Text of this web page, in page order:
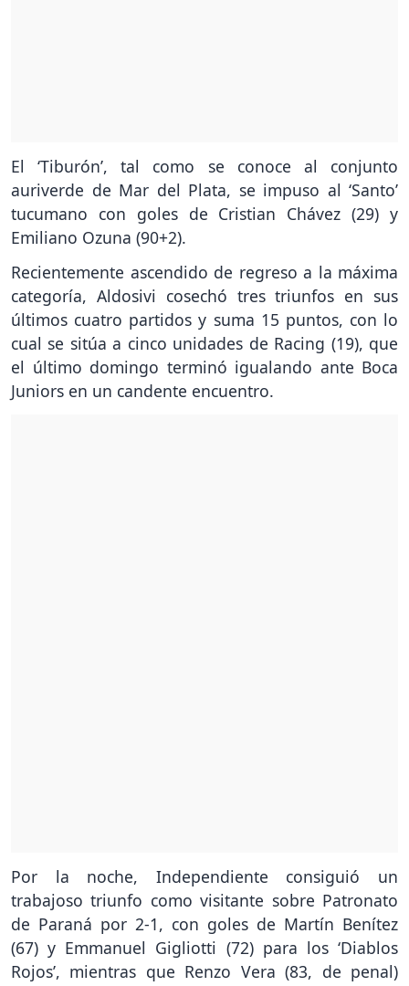
El ‘Tiburón’, tal como se conoce al conjunto
auriverde de Mar del Plata, se impuso al ‘Santo’
tucumano con goles de Cristian Chávez (29) y
Emiliano Ozuna (90+2).
Recientemente ascendido de regreso a la máxima
categoría, Aldosivi cosechó tres triunfos en sus
últimos cuatro partidos y suma 15 puntos, con lo
cual se sitúa a cinco unidades de Racing (19), que
el último domingo terminó igualando ante Boca
Juniors en un candente encuentro.
Por la noche, Independiente consiguió un
trabajoso triunfo como visitante sobre Patronato
de Paraná por 2-1, con goles de Martín Benítez
(67) y Emmanuel Gigliotti (72) para los ‘Diablos
Rojos’, mientras que Renzo Vera (83, de penal)